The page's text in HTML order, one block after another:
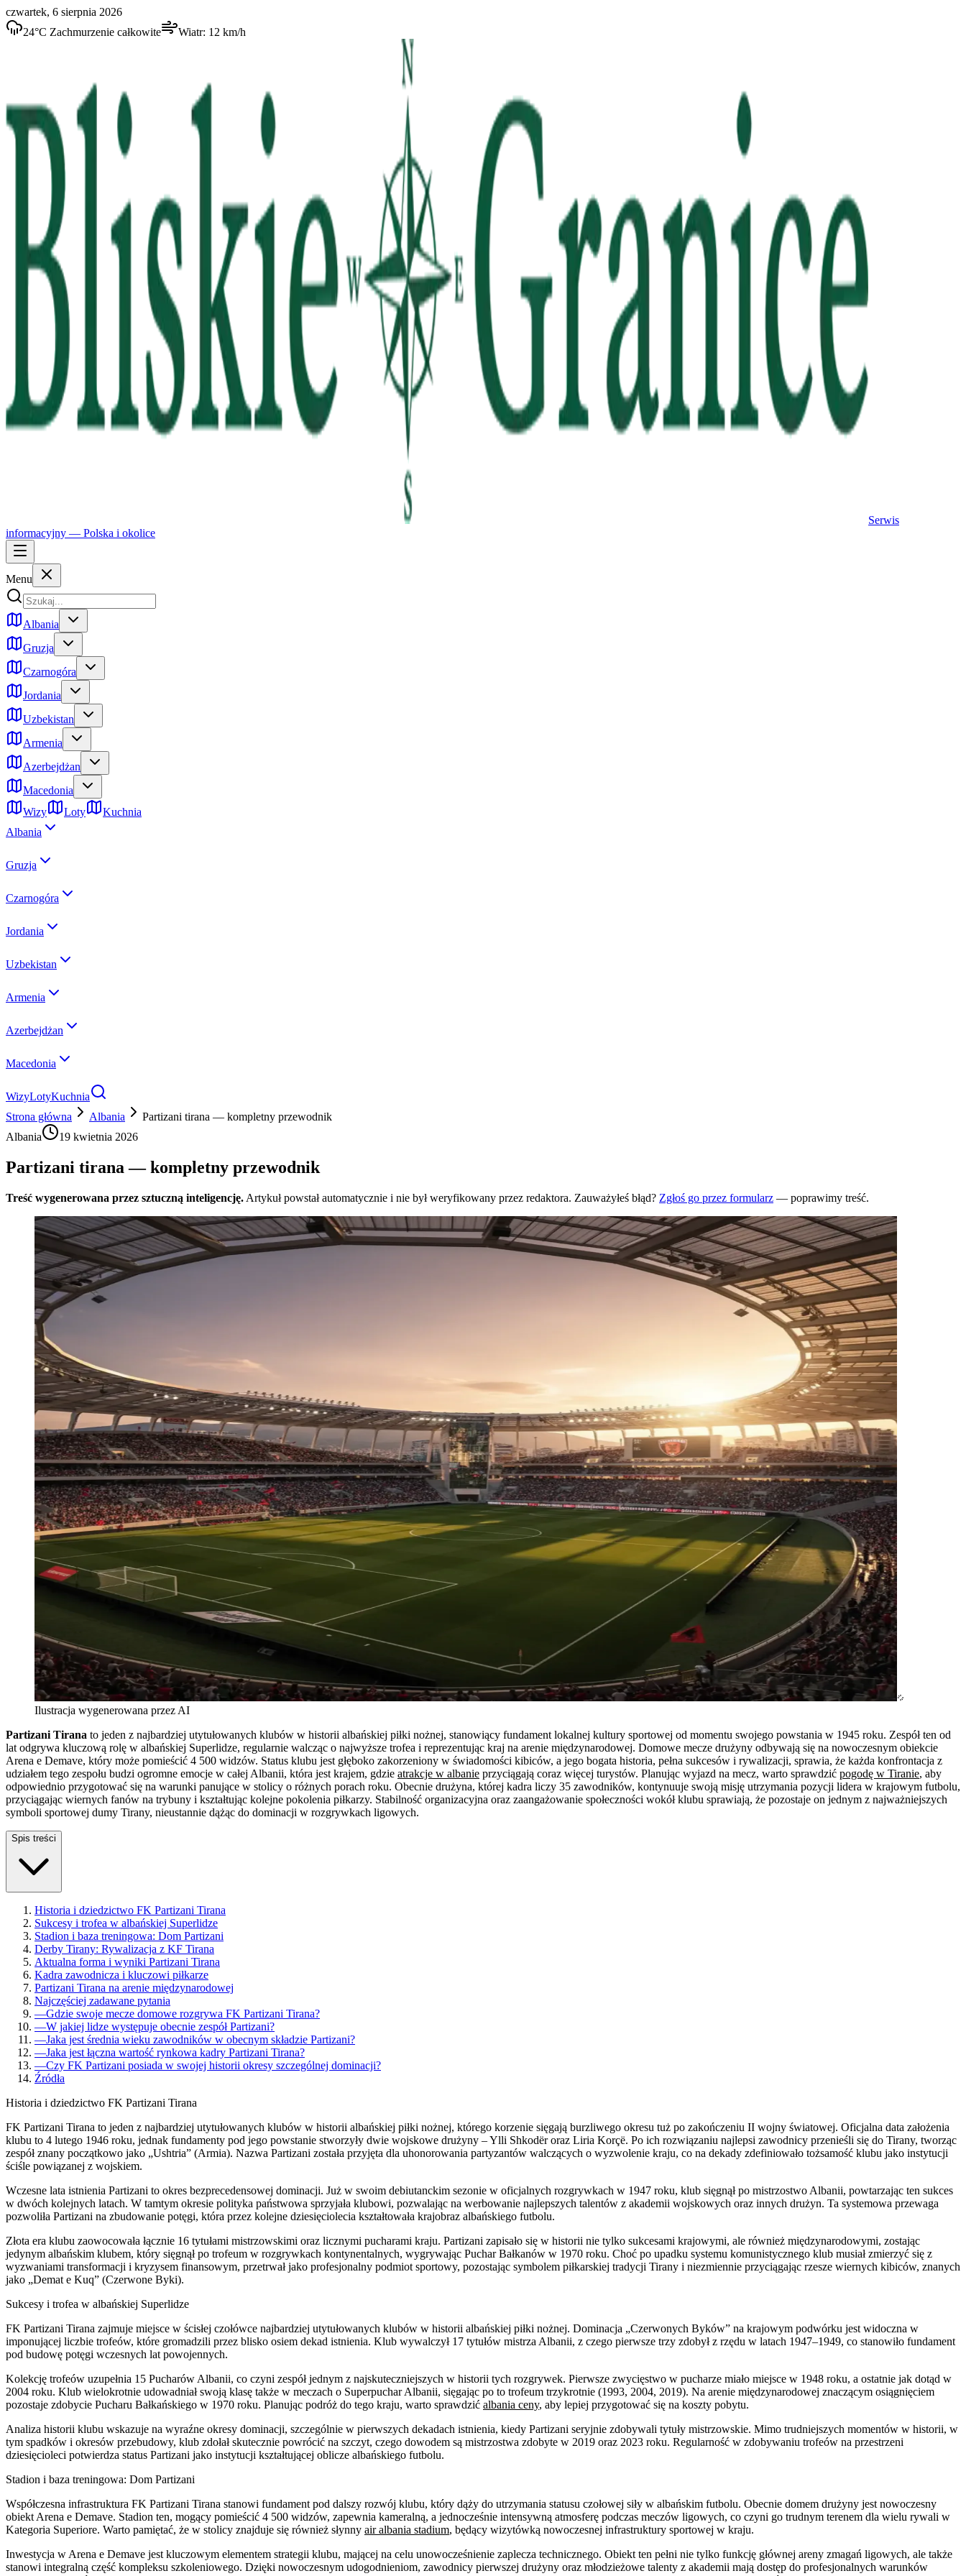
czwartek, 6 sierpnia 2026
24°C Zachmurzenie całkowite Wiatr: 12 km/h
Serwis
informacyjny — Polska i okolice
Menu
Albania
Gruzja
Czarnogóra
Jordania
Uzbekistan
Armenia
Azerbejdżan
Macedonia
Wizy
Loty
Kuchnia
Albania
Gruzja
Czarnogóra
Jordania
Uzbekistan
Armenia
Azerbejdżan
Macedonia
WizyLotyKuchnia
Strona główna
Albania
Partizani tirana — kompletny przewodnik
Albania
19 kwietnia 2026
Partizani tirana — kompletny przewodnik
Treść wygenerowana przez sztuczną inteligencję. Artykuł powstał automatycznie i nie był weryfikowany przez redaktora. Zauważyłeś błąd? Zgłoś go przez formularz — poprawimy treść.
Ilustracja wygenerowana przez AI
Partizani Tirana to jeden z najbardziej utytułowanych klubów w historii albańskiej piłki nożnej, stanowiący fundament lokalnej kultury sportowej od momentu swojego powstania w 1945 roku. Zespół ten od
lat odgrywa kluczową rolę w albańskiej Superlidze, regularnie walcząc o najwyższe trofea i reprezentując kraj na arenie międzynarodowej. Domowe mecze drużyny odbywają się na nowoczesnym obiekcie
Arena e Demave, który może pomieścić 4 500 widzów. Status klubu jest głęboko zakorzeniony w świadomości kibiców, a jego bogata historia, pełna sukcesów i rywalizacji, sprawia, że każda konfrontacja z
udziałem tego zespołu budzi ogromne emocje w całej Albanii, która jest krajem, gdzie atrakcje w albanie przyciągają coraz więcej turystów. Planując wyjazd na mecz, warto sprawdzić pogodę w Tiranie, aby
odpowiednio przygotować się na warunki panujące w stolicy o różnych porach roku. Obecnie drużyna, której kadra liczy 35 zawodników, kontynuuje swoją misję utrzymania pozycji lidera w krajowym futbolu,
przyciągając wiernych fanów na trybuny i kształtując kolejne pokolenia piłkarzy. Stabilność organizacyjna oraz zaangażowanie społeczności wokół klubu sprawiają, że pozostaje on jednym z najważniejszych
symboli sportowej dumy Tirany, nieustannie dążąc do dominacji w rozgrywkach ligowych.
Spis treści
Historia i dziedzictwo FK Partizani Tirana
Sukcesy i trofea w albańskiej Superlidze
Stadion i baza treningowa: Dom Partizani
Derby Tirany: Rywalizacja z KF Tirana
Aktualna forma i wyniki Partizani Tirana
Kadra zawodnicza i kluczowi piłkarze
Partizani Tirana na arenie międzynarodowej
Najczęściej zadawane pytania
—Gdzie swoje mecze domowe rozgrywa FK Partizani Tirana?
—W jakiej lidze występuje obecnie zespół Partizani?
—Jaka jest średnia wieku zawodników w obecnym składzie Partizani?
—Jaka jest łączna wartość rynkowa kadry Partizani Tirana?
—Czy FK Partizani posiada w swojej historii okresy szczególnej dominacji?
Źródła
Historia i dziedzictwo FK Partizani Tirana
FK Partizani Tirana to jeden z najbardziej utytułowanych klubów w historii albańskiej piłki nożnej, którego korzenie sięgają burzliwego okresu tuż po zakończeniu II wojny światowej. Oficjalna data założenia
klubu to 4 lutego 1946 roku, jednak fundamenty pod jego powstanie stworzyły dwie wojskowe drużyny – Ylli Shkodër oraz Liria Korçë. Po ich rozwiązaniu najlepsi zawodnicy przenieśli się do Tirany, tworząc
zespół znany początkowo jako „Ushtria” (Armia). Nazwa Partizani została przyjęta dla uhonorowania partyzantów walczących o wyzwolenie kraju, co na dekady zdefiniowało tożsamość klubu jako instytucji
ściśle powiązanej z wojskiem.
Wczesne lata istnienia Partizani to okres bezprecedensowej dominacji. Już w swoim debiutanckim sezonie w oficjalnych rozgrywkach w 1947 roku, klub sięgnął po mistrzostwo Albanii, powtarzając ten sukces
w dwóch kolejnych latach. W tamtym okresie polityka państwowa sprzyjała klubowi, pozwalając na werbowanie najlepszych talentów z akademii wojskowych oraz innych drużyn. Ta systemowa przewaga
pozwoliła Partizani na zbudowanie potęgi, która przez kolejne dziesięciolecia kształtowała krajobraz albańskiego futbolu.
Złota era klubu zaowocowała łącznie 16 tytułami mistrzowskimi oraz licznymi pucharami kraju. Partizani zapisało się w historii nie tylko sukcesami krajowymi, ale również międzynarodowymi, zostając
jedynym albańskim klubem, który sięgnął po trofeum w rozgrywkach kontynentalnych, wygrywając Puchar Bałkanów w 1970 roku. Choć po upadku systemu komunistycznego klub musiał zmierzyć się z
wyzwaniami transformacji i kryzysem finansowym, przetrwał jako profesjonalny podmiot sportowy, pozostając symbolem piłkarskiej tradycji Tirany i niezmiennie przyciągając rzesze wiernych kibiców, znanych
jako „Demat e Kuq” (Czerwone Byki).
Sukcesy i trofea w albańskiej Superlidze
FK Partizani Tirana zajmuje miejsce w ścisłej czołówce najbardziej utytułowanych klubów w historii albańskiej piłki nożnej. Dominacja „Czerwonych Byków” na krajowym podwórku jest widoczna w
imponującej liczbie trofeów, które gromadzili przez blisko osiem dekad istnienia. Klub wywalczył 17 tytułów mistrza Albanii, z czego pierwsze trzy zdobył z rzędu w latach 1947–1949, co stanowiło fundament
pod budowę potęgi wczesnych lat powojennych.
Kolekcję trofeów uzupełnia 15 Pucharów Albanii, co czyni zespół jednym z najskuteczniejszych w historii tych rozgrywek. Pierwsze zwycięstwo w pucharze miało miejsce w 1948 roku, a ostatnie jak dotąd w
2004 roku. Klub wielokrotnie udowadniał swoją klasę także w meczach o Superpuchar Albanii, sięgając po to trofeum trzykrotnie (1993, 2004, 2019). Na arenie międzynarodowej znaczącym osiągnięciem
pozostaje zdobycie Pucharu Bałkańskiego w 1970 roku. Planując podróż do tego kraju, warto sprawdzić albania ceny, aby lepiej przygotować się na koszty pobytu.
Analiza historii klubu wskazuje na wyraźne okresy dominacji, szczególnie w pierwszych dekadach istnienia, kiedy Partizani seryjnie zdobywali tytuły mistrzowskie. Mimo trudniejszych momentów w historii, w
tym spadków i okresów przebudowy, klub zdołał skutecznie powrócić na szczyt, czego dowodem są mistrzostwa zdobyte w 2019 oraz 2023 roku. Regularność w zdobywaniu trofeów na przestrzeni
dziesięcioleci potwierdza status Partizani jako instytucji kształtującej oblicze albańskiego futbolu.
Stadion i baza treningowa: Dom Partizani
Współczesna infrastruktura FK Partizani Tirana stanowi fundament pod dalszy rozwój klubu, który dąży do utrzymania statusu czołowej siły w albańskim futbolu. Obecnie domem drużyny jest nowoczesny
obiekt Arena e Demave. Stadion ten, mogący pomieścić 4 500 widzów, zapewnia kameralną, a jednocześnie intensywną atmosferę podczas meczów ligowych, co czyni go trudnym terenem dla wielu rywali w
Kategoria Superiore. Warto pamiętać, że w stolicy znajduje się również słynny air albania stadium, będący wizytówką nowoczesnej infrastruktury sportowej w kraju.
Inwestycja w Arena e Demave jest kluczowym elementem strategii klubu, mającej na celu unowocześnienie zaplecza technicznego. Obiekt ten pełni nie tylko funkcję głównej areny zmagań ligowych, ale także
stanowi integralną część kompleksu szkoleniowego. Dzięki nowoczesnym udogodnieniom, zawodnicy pierwszej drużyny oraz młodzieżowe talenty z akademii mają dostęp do profesjonalnych warunków